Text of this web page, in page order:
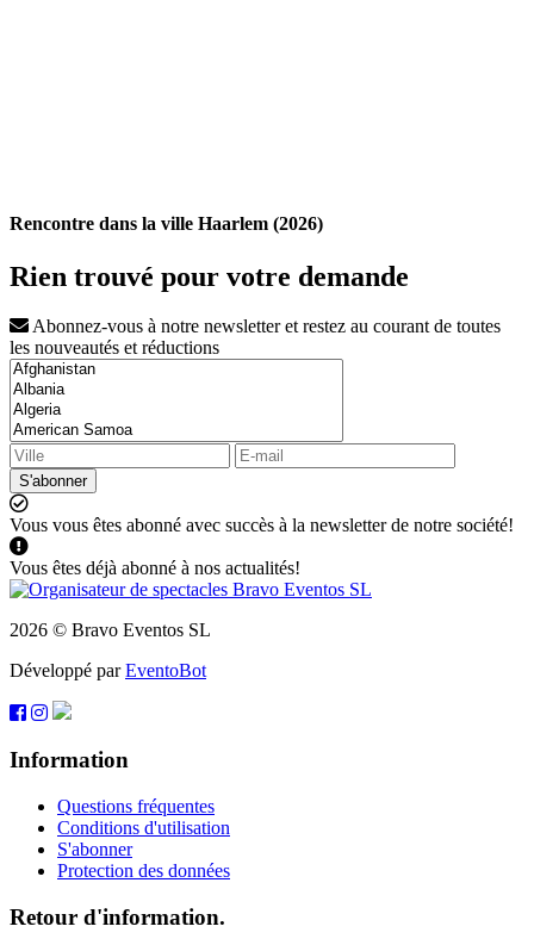
Rencontre dans la ville Haarlem (2026)
Rien trouvé pour votre demande
Abonnez-vous à notre newsletter et restez au courant de toutes
les nouveautés et réductions
S'abonner
Vous vous êtes abonné avec succès à la newsletter de notre société!
Vous êtes déjà abonné à nos actualités!
2026 © Bravo Eventos SL
Développé parEventoBot
Information
Questions fréquentes
Conditions d'utilisation
S'abonner
Protection des données
Retour d'information.